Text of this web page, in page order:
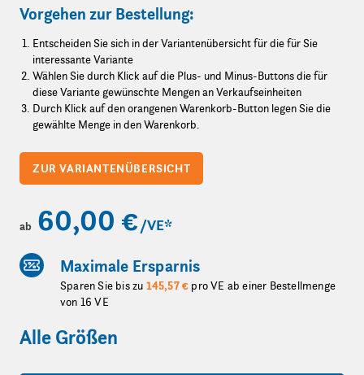
Vorgehen zur Bestellung:
Entscheiden Sie sich in der Variantenübersicht für die für Sie
interessante Variante
Wählen Sie durch Klick auf die Plus- und Minus-Buttons die für
diese Variante gewünschte Mengen an Verkaufseinheiten
Durch Klick auf den orangenen Warenkorb-Button legen Sie die
gewählte Menge in den Warenkorb.
ZUR VARIANTENÜBERSICHT
ab 60,00 € /VE*
Maximale Ersparnis
Sparen Sie bis zu 145,57 € pro VE ab einer Bestellmenge
von 16 VE
Alle Größen